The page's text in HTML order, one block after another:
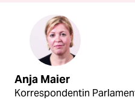
Anja Maier
Korrespondentin